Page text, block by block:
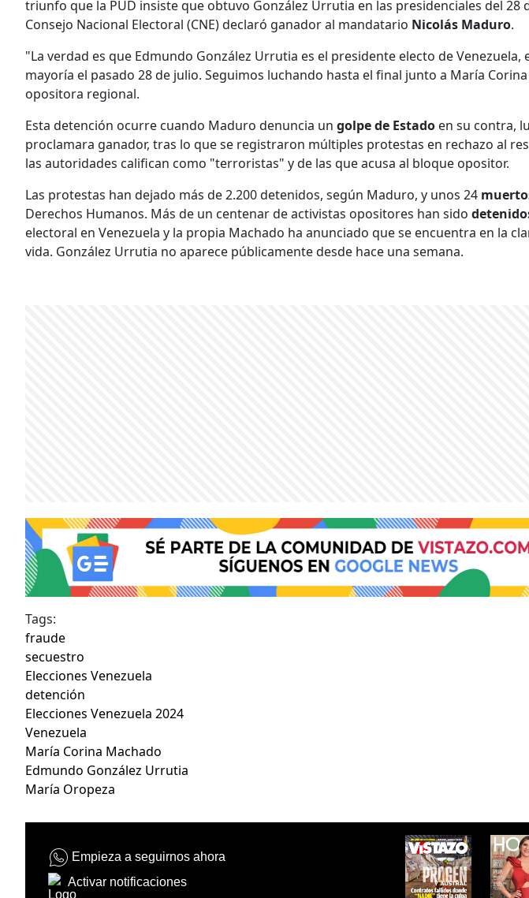
triunfo que la PUD insiste que obtuvo González Urrutia en las presidenciales del 28
Consejo Nacional Electoral (CNE) declaró ganador al mandatario Nicolás Maduro.
"La verdad es que Edmundo González Urrutia es el presidente electo de
mayoría el pasado 28 de julio. Seguimos luchando hasta el final junto a María
opositora regional.
Esta detención ocurre cuando Maduro denuncia un golpe de Estado en su contra,
proclamara ganador, tras lo que se registraron múltiples protestas en rechazo al
las autoridades califican como "terroristas" y de las que acusa al bloque opositor.
Las protestas han dejado más de 2.200 detenidos, según Maduro, y unos 24
Derechos Humanos. Más de un centenar de activistas opositores han sido
electoral en Venezuela y la propia Machado ha anunciado que se encuentra en la
vida. González Urrutia no aparece públicamente desde hace una semana.
Tags:
fraude
secuestro
Elecciones Venezuela
detención
Elecciones Venezuela 2024
Venezuela
María Corina Machado
Edmundo González Urrutia
María Oropeza
Empieza a seguirnos ahora
Activar notificaciones